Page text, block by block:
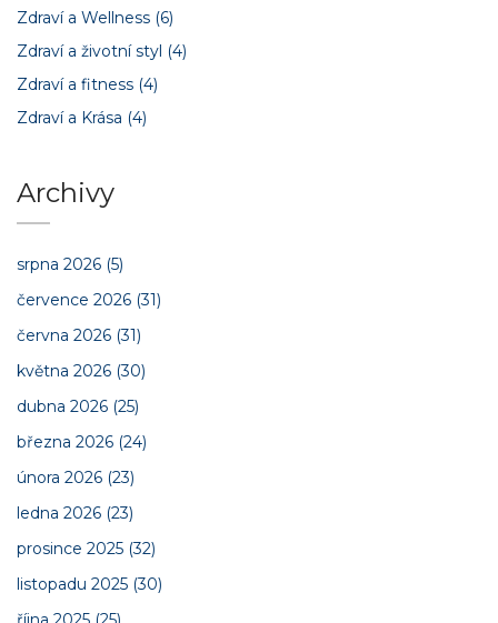
Zdraví a Wellness (6)
Zdraví a životní styl (4)
Zdraví a fitness (4)
Zdraví a Krása (4)
Archivy
srpna 2026 (5)
července 2026 (31)
června 2026 (31)
května 2026 (30)
dubna 2026 (25)
března 2026 (24)
února 2026 (23)
ledna 2026 (23)
prosince 2025 (32)
listopadu 2025 (30)